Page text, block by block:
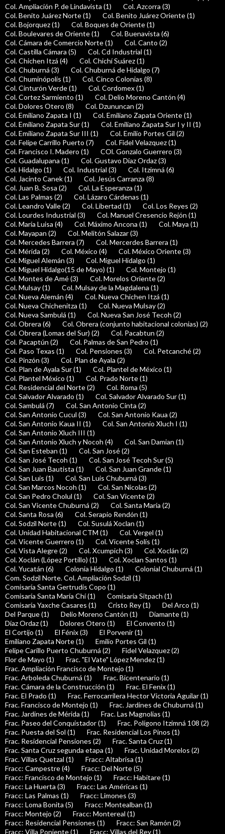
Col. Ampliación P. de Lindavista (1)
Col. Azcorra (3)
Col. Benito Juárez Norte (1)
Col. Benito Juárez Oriente (1)
Col. Bojorquez (1)
Col. Boques de Oriente (1)
Col. Boulevares de Oriente (1)
Col. Buenavista (6)
Col. Cámara de Comercio Norte (1)
Col. Canto (2)
Col. Castilla Cámara (5)
Col. Cd Industrial (1)
Col. Chichen Itzá (4)
Col. Chichí Suárez (1)
Col. Chuburná (3)
Col. Chuburná de Hidalgo (7)
Col. Chuminópolis (1)
Col. Cinco Colonias (8)
Col. Cinturón Verde (1)
Col. Cordomex (1)
Col. Cortez Sarmiento (1)
Col. Delio Moreno Cantón (4)
Col. Dolores Otero (8)
Col. Dzununcan (2)
Col. Emiliano Zapata I (1)
Col. Emiliano Zapata Oriente (1)
Col. Emiliano Zapata Sur (1)
Col. Emiliano Zapata Sur I y II (1)
Col. Emiliano Zapata Sur III (1)
Col. Emilio Portes Gil (2)
Col. Felipe Carrillo Puerto (7)
Col. Fidel Velazquez (1)
Col. Francisco I. Madero (1)
COl. Gonzalo Guerrero (3)
Col. Guadalupana (1)
Col. Gustavo Díaz Ordaz (3)
Col. Hidalgo (1)
Col. Industrial (3)
Col. Itzimná (6)
Col. Jacinto Canek (1)
Col. Jesús Carranza (8)
Col. Juan B. Sosa (2)
Col. La Esperanza (1)
Col. Las Palmas (2)
Col. Lázaro Cárdenas (1)
Col. Leandro Valle (2)
Col. Libertad (1)
Col. Los Reyes (2)
Col. Lourdes Industrial (3)
Col. Manuel Cresencio Rejón (1)
Col. María Luisa (4)
Col. Máximo Ancona (1)
Col. Maya (1)
Col. Mayapan (2)
Col. Melitón Salazar (3)
Col. Mercedes Barrera (7)
Col. Mercerdes Barrera (1)
Col. Mérida (2)
Col. México (4)
Col. México Oriente (3)
Col. Miguel Alemán (3)
Col. Miguel Hidalgo (1)
Col. Miguel Hidalgo(15 de Mayo) (1)
Col. Montejo (1)
Col. Montes de Amé (3)
Col. Morelos Oriente (2)
Col. Mulsay (1)
Col. Mulsay de la Magdalena (1)
Col. Nueva Alemán (4)
Col. Nueva Chichen Itzá (1)
Col. Nueva Chichenitza (1)
Col. Nueva Mulsay (2)
Col. Nueva Sambulá (1)
Col. Nueva San José Tecoh (2)
Col. Obrera (6)
Col. Obrera (conjunto habitacional colonias) (2)
Col. Obrera (Lomas del Sur) (2)
Col. Pacabtun (2)
Col. Pacaptún (2)
Col. Palmas de San Pedro (1)
Col. Paso Texas (1)
Col. Pensiones (3)
Col. Petcanché (2)
Col. Pinzón (3)
Col. Plan de Ayala (2)
Col. Plan de Ayala Sur (1)
Col. Plantel de México (1)
Col. Plantel México (1)
Col. Prado Norte (1)
Col. Residencial del Norte (2)
Col. Roma (5)
Col. Salvador Alvarado (1)
Col. Salvador Alvarado Sur (1)
Col. Sambulá (7)
Col. San Antonio Cinta (2)
Col. San Antonio Cucul (3)
Col. San Antonio Kaua (2)
Col. San Antonio Kaua II (1)
Col. San Antonio Xluch I (1)
Col. San Antonio Xluch III (1)
Col. San Antonio Xluch y Nocoh (4)
Col. San Damian (1)
Col. San Esteban (1)
Col. San José (2)
Col. San José Tecoh (1)
Col. San José Tecoh Sur (5)
Col. San Juan Bautista (1)
Col. San Juan Grande (1)
Col. San Luis (1)
Col. San Luis Chuburná (3)
Col. San Marcos Nocoh (1)
Col. San Nicolas (2)
Col. San Pedro Cholul (1)
Col. San Vicente (2)
Col. San Vicente Chuburná (2)
Col. Santa María (2)
Col. Santa Rosa (6)
Col. Serapio Rendón (1)
Col. Sodzil Norte (1)
Col. Susulá Xoclan (1)
Col. Unidad Habitacional CTM (1)
Col. Vergel (1)
Col. Vicente Guerrero (1)
Col. Vicente Solís (1)
Col. Vista Alegre (2)
Col. Xcumpich (3)
Col. Xoclán (2)
Col. Xoclán (López Portillo) (1)
Col. Xoclan Santos (1)
Col. Yucatán (6)
Colonia Hidalgo (1)
Colonial Chuburná (1)
Com. Sodzil Norte. Col. Ampliación Sodzil (1)
Comisaría Santa Gertrudis Copo (1)
Comisaría Santa María Chí (1)
Comisaría Sitpach (1)
Comisaría Yaxche Casares (1)
Cristo Rey (1)
Del Arco (1)
Del Parque (1)
Delio Moreno Cantón (1)
Diamante (1)
Díaz Ordaz (1)
Dolores Otero (1)
El Convento (1)
El Cortijo (1)
El Fénix (3)
El Porvenir (1)
Emiliano Zapata Norte (1)
Emilio Portes Gil (1)
Felipe Carillo Puerto Chuburná (2)
Fidel Velazquez (2)
Flor de Mayo (1)
Frac. "El Vate" López Mendez (1)
Frac. Ampliación Francisco de Montejo (1)
Frac. Arboleda Chuburná (1)
Frac. Bicentenario (1)
Frac. Cámara de la Construcción (1)
Frac. El Fenix (1)
Frac. El Prado (1)
Frac. Ferrocarrilera Hector Victoria Aguilar (1)
Frac. Francisco de Montejo (1)
Frac. Jardines de Chuburná (1)
Frac. Jardines de Mérida (1)
Frac. Las Magnolias (1)
Frac. Paseo del Conquistador (1)
Frac. Polígono Itzimná 108 (2)
Frac. Puesta del Sol (1)
Frac. Residencial Los Pinos (1)
Frac. Residencial Pensiones (2)
Frac. Santa Cruz (1)
Frac. Santa Cruz segunda etapa (1)
Frac. Unidad Morelos (2)
Frac. Villas Quetzal (1)
Fracc: Altabrisa (1)
Fracc: Campestre (4)
Fracc: Del Norte (5)
Fracc: Francisco de Montejo (1)
Fracc: Habitare (1)
Fracc: La Huerta (3)
Fracc: Las Américas (1)
Fracc: Las Palmas (1)
Fracc: Limones (3)
Fracc: Loma Bonita (5)
Fracc: Montealban (1)
Fracc: Montejo (2)
Fracc: Montereal (1)
Fracc: Residencial Pensiones (1)
Fracc: San Ramón (2)
Fracc: Villa Poniente (1)
Fracc: Villas del Rey (1)